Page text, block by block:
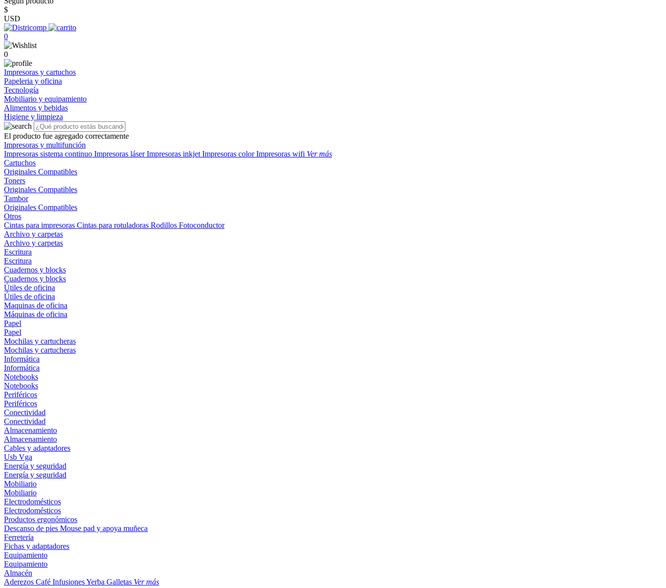
$
USD
0
0
Impresoras y cartuchos
Papeleria y oficina
Tecnología
Mobiliario y equipamiento
Alimentos y bebidas
Higiene y limpieza
El producto fue agregado correctamente
Impresoras y multifunción
Impresoras sistema continuo Impresoras láserImpresoras inkjet Impresoras colorImpresoras wifi Ver más
Cartuchos
Originales Compatibles
Toners
Originales Compatibles
Tambor
Originales Compatibles
Otros
Cintas para impresoras Cintas para rotuladoras Rodillos Fotoconductor
Archivo y carpetas
Archivo y carpetas
Escritura
Escritura
Cuadernos y blocks
Cuadernos y blocks
Útiles de oficina
Útiles de oficina
Maquinas de oficina
Máquinas de oficina
Papel
Papel
Mochilas y cartucheras
Mochilas y cartucheras
Informática
Informática
Notebooks
Notebooks
Periféricos
Periféricos
Conectividad
Conectividad
Almacenamiento
Almacenamiento
Cables y adaptadores
Usb Vga
Energía y seguridad
Energía y seguridad
Mobiliario
Mobiliario
Electrodomésticos
Electrodomésticos
Productos ergonómicos
Descanso de pies Mouse pad y apoya muñeca
Ferretería
Fichas y adaptadores
Equipamiento
Equipamiento
Almacén
Aderezos Café InfusionesYerba Galletas Ver más